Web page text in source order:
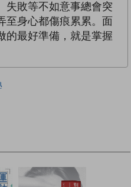
失敗等不如意事總會突
至身心都傷痕累累。面
的最好準備，就是掌握